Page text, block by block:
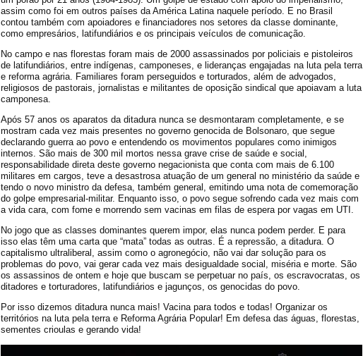
assim como foi em outros países da América Latina naquele período. E no Brasil
contou também com apoiadores e financiadores nos setores da classe dominante,
como empresários, latifundiários e os principais veículos de comunicação.
No campo e nas florestas foram mais de 2000 assassinados por policiais e pistoleiros
de latifundiários, entre indígenas, camponeses, e lideranças engajadas na luta pela terra
e reforma agrária. Familiares foram perseguidos e torturados, além de advogados,
religiosos de pastorais, jornalistas e militantes de oposição sindical que apoiavam a luta
camponesa.
Após 57 anos os aparatos da ditadura nunca se desmontaram completamente, e se
mostram cada vez mais presentes no governo genocida de Bolsonaro, que segue
declarando guerra ao povo e entendendo os movimentos populares como inimigos
internos. São mais de 300 mil mortos nessa grave crise de saúde e social,
responsabilidade direta deste governo negacionista que conta com mais de 6.100
militares em cargos, teve a desastrosa atuação de um general no ministério da saúde e
tendo o novo ministro da defesa, também general, emitindo uma nota de comemoração
do golpe empresarial-militar. Enquanto isso, o povo segue sofrendo cada vez mais com
a vida cara, com fome e morrendo sem vacinas em filas de espera por vagas em UTI.
No jogo que as classes dominantes querem impor, elas nunca podem perder. E para
isso elas têm uma carta que “mata” todas as outras. É a repressão, a ditadura. O
capitalismo ultraliberal, assim como o agronegócio, não vai dar solução para os
problemas do povo, vai gerar cada vez mais desigualdade social, miséria e morte. São
os assassinos de ontem e hoje que buscam se perpetuar no país, os escravocratas, os
ditadores e torturadores, latifundiários e jagunços, os genocidas do povo.
Por isso dizemos ditadura nunca mais! Vacina para todos e todas! Organizar os
territórios na luta pela terra e Reforma Agrária Popular! Em defesa das águas, florestas,
sementes crioulas e gerando vida!